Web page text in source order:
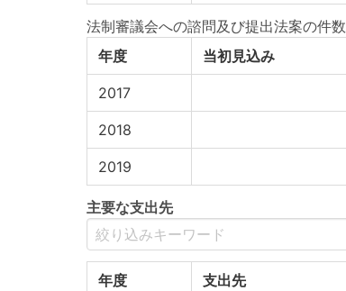
法制審議会への諮問及び提出法案の件数
年度
当初見込み
2017
2018
2019
主要な支出先
年度 支出先